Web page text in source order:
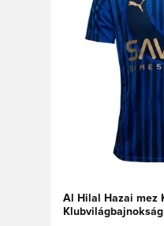
Al Hilal Hazai mez